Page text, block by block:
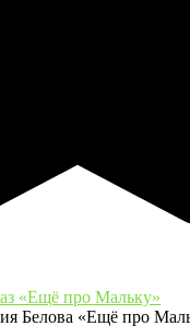
«Ещё про Мальку»
Белова «Ещё про